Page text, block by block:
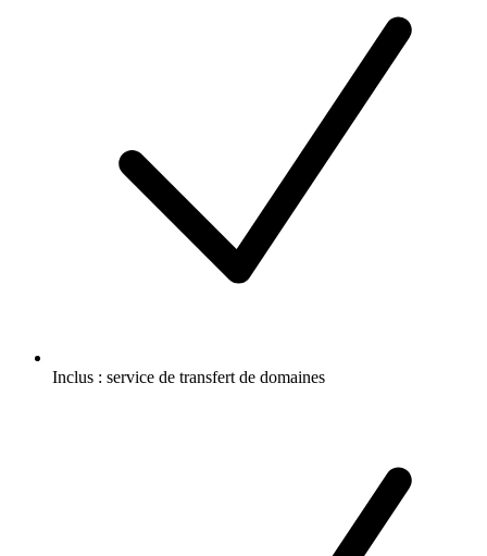
Inclus : service de transfert de domaines